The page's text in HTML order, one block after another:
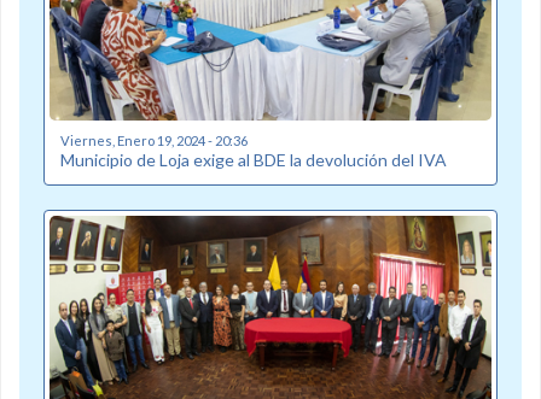
Viernes, Enero 19, 2024 - 20:36
Municipio de Loja exige al BDE la devolución del IVA